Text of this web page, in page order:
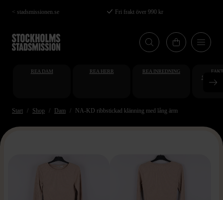
Hoppa
till
huvudinnehåll
< stadsmissionen.se Fri frakt över 990 kr
REA DAM REA HERR REA INREDNING
Start Shop Dam NA-KD ribbstickad klänning med lång ärm